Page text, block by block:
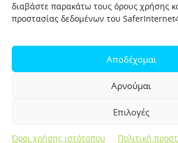
διαβάστε παρακάτω τους όρους χρήσης
προστασίας δεδομένων του
Αποδέχομαι
Αρνούμαι
Επιλογές
Όροι χρήσης ιστότοπου Πολιτική
Πολιτική προστασίας δεδομένων
Πολιτική Προστασίας Παιδιών και Εφήβων
Help-Line
Σελίδα αναφορών για